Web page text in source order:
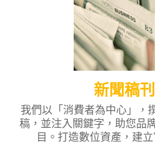
新聞稿
我們以「消費者為中心」，
稿，並注入關鍵字，助您品
目。打造數位資產，建